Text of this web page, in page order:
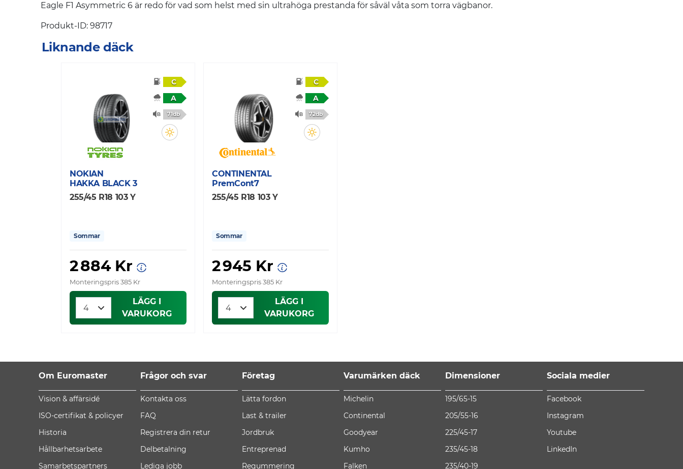
Eagle F1 Asymmetric 6 är redo för vad som helst med sin ultrahöga prestanda för såväl våta som torra vägbanor.
Produkt-ID: 98717
Liknande däck
C
A
71db
NOKIAN
HAKKA BLACK 3
255/45 R18 103 Y
Sommar
2 884 Kr
Monteringspris 385 Kr
LÄGG I
VARUKORG
C
A
72db
CONTINENTAL
PremCont7
255/45 R18 103 Y
Sommar
2 945 Kr
Monteringspris 385 Kr
LÄGG I
VARUKORG
Om Euromaster
Vision & affärsidé
ISO-certifikat & policyer
Historia
Hållbarhetsarbete
Samarbetspartners
Frågor och svar
Kontakta oss
FAQ
Registrera din retur
Delbetalning
Lediga jobb
Företag
Lätta fordon
Last & trailer
Jordbruk
Entreprenad
Regummering
Varumärken däck
Michelin
Continental
Goodyear
Kumho
Falken
Dimensioner
195/65-15
205/55-16
225/45-17
235/45-18
235/40-19
Sociala medier
Facebook
Instagram
Youtube
LinkedIn